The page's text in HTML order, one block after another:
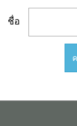
ชื่อ